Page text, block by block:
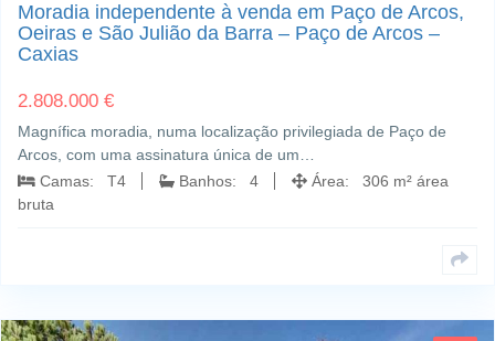
Moradia independente à venda em Paço de Arcos,
Oeiras e São Julião da Barra – Paço de Arcos –
Caxias
2.808.000 €
Magnífica moradia, numa localização privilegiada de Paço de
Arcos, com uma assinatura única de um…
Camas: T4
Banhos: 4
Área: 306 m² área
bruta